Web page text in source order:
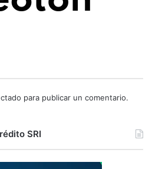
para publicar un comentario.
SRI